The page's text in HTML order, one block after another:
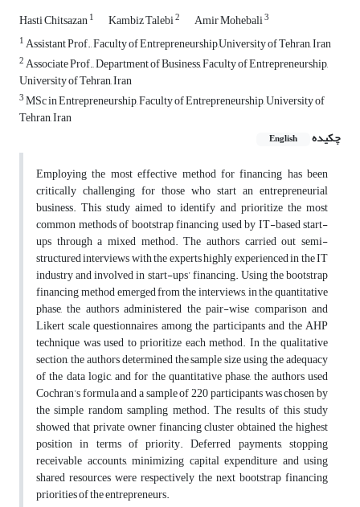
Hasti Chitsazan1 Kambiz Talebi2 Amir Mohebali3
1Assistant Prof., Faculty of Entrepreneurship,University of Tehran, Iran
2Associate Prof., Department of Business, Faculty of Entrepreneurship,
University of Tehran, Iran
3MSc in Entrepreneurship, Faculty of Entrepreneurship, University of
Tehran, Iran
چکیده
English
Employing the most effective method for financing has been
critically challenging for those who start an entrepreneurial
business. This study aimed to identify and prioritize the most
common methods of bootstrap financing used by IT-based start-
ups through a mixed method. The authors carried out semi-
structured interviews with the experts highly experienced in the IT
industry and involved in start-ups’ financing. Using the bootstrap
financing method emerged from the interviews, in the quantitative
phase, the authors administered the pair-wise comparison and
Likert scale questionnaires among the participants and the AHP
technique was used to prioritize each method. In the qualitative
section, the authors determined the sample size using the adequacy
of the data logic, and for the quantitative phase, the authors used
Cochran’s formula and a sample of 220 participants was chosen by
the simple random sampling method. The results of this study
showed that private owner financing cluster obtained the highest
position in terms of priority. Deferred payments, stopping
receivable accounts, minimizing capital expenditure and using
shared resources were respectively the next bootstrap financing
priorities of the entrepreneurs.